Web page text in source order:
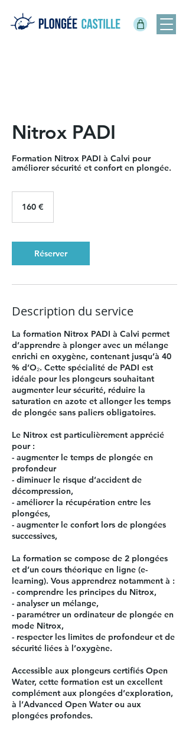
Nitrox PADI
Formation Nitrox PADI à Calvi pour
améliorer sécurité et confort en plongée.
160 €
Réserver
Description du service
La formation Nitrox PADI à Calvi permet
d’apprendre à plonger avec un mélange
enrichi en oxygène, contenant jusqu’à 40
% d’O₂. Cette spécialité de PADI est
idéale pour les plongeurs souhaitant
augmenter leur sécurité, réduire la
saturation en azote et allonger les temps
de plongée sans paliers obligatoires.
Le Nitrox est particulièrement apprécié
pour :
- augmenter le temps de plongée en
profondeur
- diminuer le risque d’accident de
décompression,
- améliorer la récupération entre les
plongées,
- augmenter le confort lors de plongées
successives,
La formation se compose de 2 plongées
et d’un cours théorique en ligne (e-
learning). Vous apprendrez notamment à :
- comprendre les principes du Nitrox,
- analyser un mélange,
- paramétrer un ordinateur de plongée en
mode Nitrox,
- respecter les limites de profondeur et de
sécurité liées à l’oxygène.
Accessible aux plongeurs certifiés Open
Water, cette formation est un excellent
complément aux plongées d’exploration,
à l’Advanced Open Water ou aux
plongées profondes.